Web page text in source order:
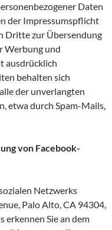
Daten
der Impressumspflicht
Dritte zur Übersendung
Werbung und
ausdrücklich
behalten sich
der unverlangten
etwa durch Spam-Mails,
von Facebook-
Netzwerks
Palo Alto, CA 94304,
erkennen Sie an dem